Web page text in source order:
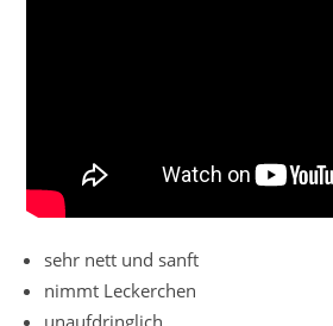
sehr nett und sanft
nimmt Leckerchen
unaufdringlich